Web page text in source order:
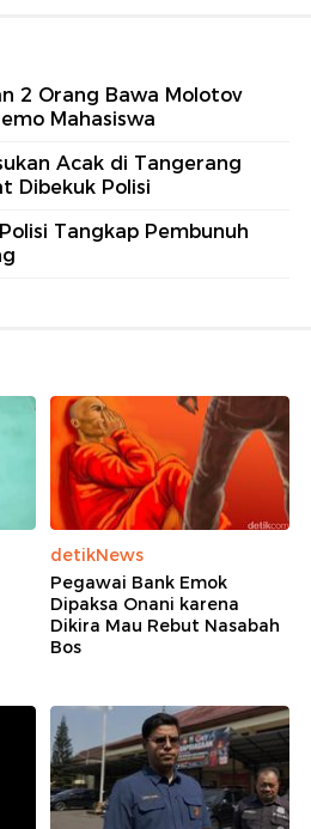
2 Orang Bawa Molotov
Mahasiswa
Acak di Tangerang
Dibekuk Polisi
Tangkap Pembunuh
detikNews
Pegawai Bank Emok
Dipaksa Onani karena
Dikira Mau Rebut Nasabah
Bos